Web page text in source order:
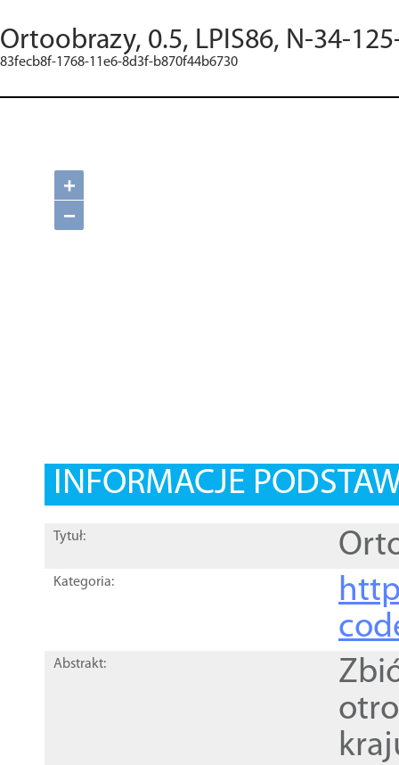
Ortoobrazy, 0.5, LPIS86, N-34-
83fecb8f-1768-11e6-8d3f-b870f44b6730
+
−
INFORMACJE
Tytuł:
Kategoria:
Abstrakt: